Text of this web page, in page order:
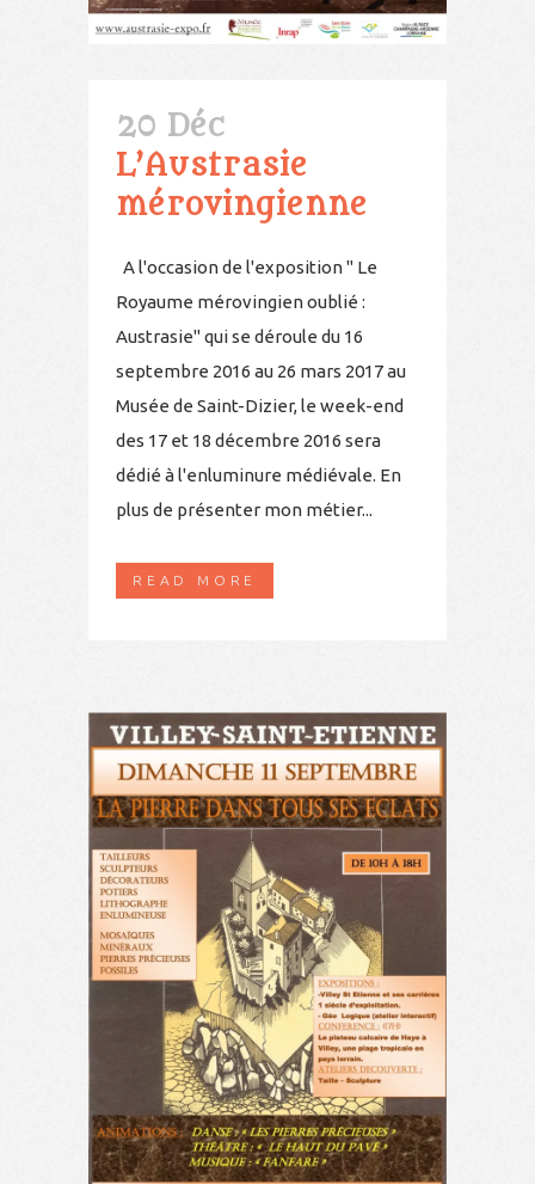
20 Déc
L’Austrasie
mérovingienne
A l'occasion de l'exposition " Le
Royaume mérovingien oublié :
Austrasie" qui se déroule du 16
septembre 2016 au 26 mars 2017 au
Musée de Saint-Dizier, le week-end
des 17 et 18 décembre 2016 sera
dédié à l'enluminure médiévale. En
plus de présenter mon métier...
READ MORE